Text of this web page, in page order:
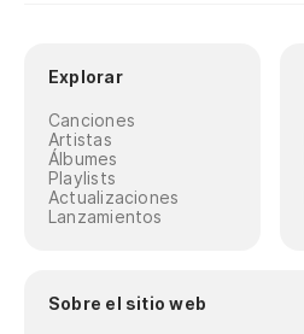
Explorar
Canciones
Artistas
Álbumes
Playlists
Actualizaciones
Lanzamientos
Sobre el sitio web